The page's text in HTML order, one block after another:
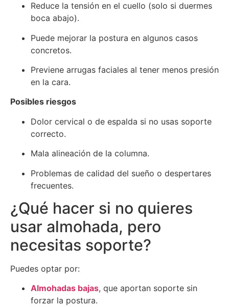
Reduce la tensión en el cuello (solo si duermes
boca abajo).
Puede mejorar la postura en algunos casos
concretos.
Previene arrugas faciales al tener menos presión
en la cara.
Posibles riesgos
Dolor cervical o de espalda si no usas soporte
correcto.
Mala alineación de la columna.
Problemas de calidad del sueño o despertares
frecuentes.
¿Qué hacer si no quieres
usar almohada, pero
necesitas soporte?
Puedes optar por:
Almohadas bajas, que aportan soporte sin
forzar la postura.